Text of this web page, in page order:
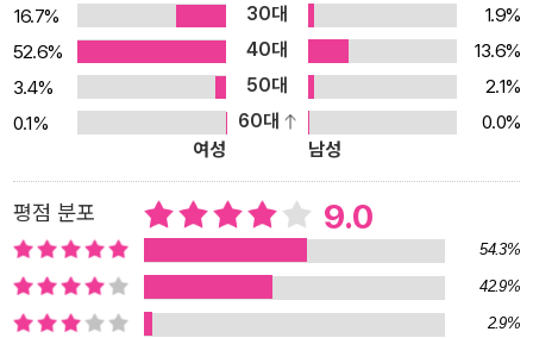
16.7%
30대
1.9%
52.6%
40대
13.6%
3.4%
50대
2.1%
0.1%
60대
0.0%
여성
남성
평점 분포 9.0
54.3%
42.9%
2.9%